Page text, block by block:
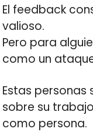
El feedback
valioso.
Pero para
como un
Estas personas
sobre su
como persona.